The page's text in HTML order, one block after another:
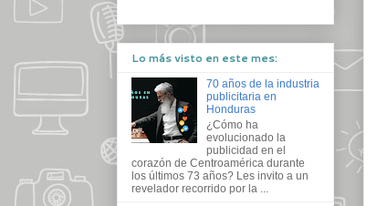
Lo más visto en este mes:
70 años de la industria
publicitaria en
Honduras
¿Cómo ha
evolucionado la
publicidad en el
corazón de Centroamérica durante
los últimos 73 años? Les invito a un
revelador recorrido por la ...